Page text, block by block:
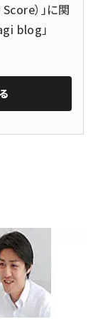
）」に関
blog」